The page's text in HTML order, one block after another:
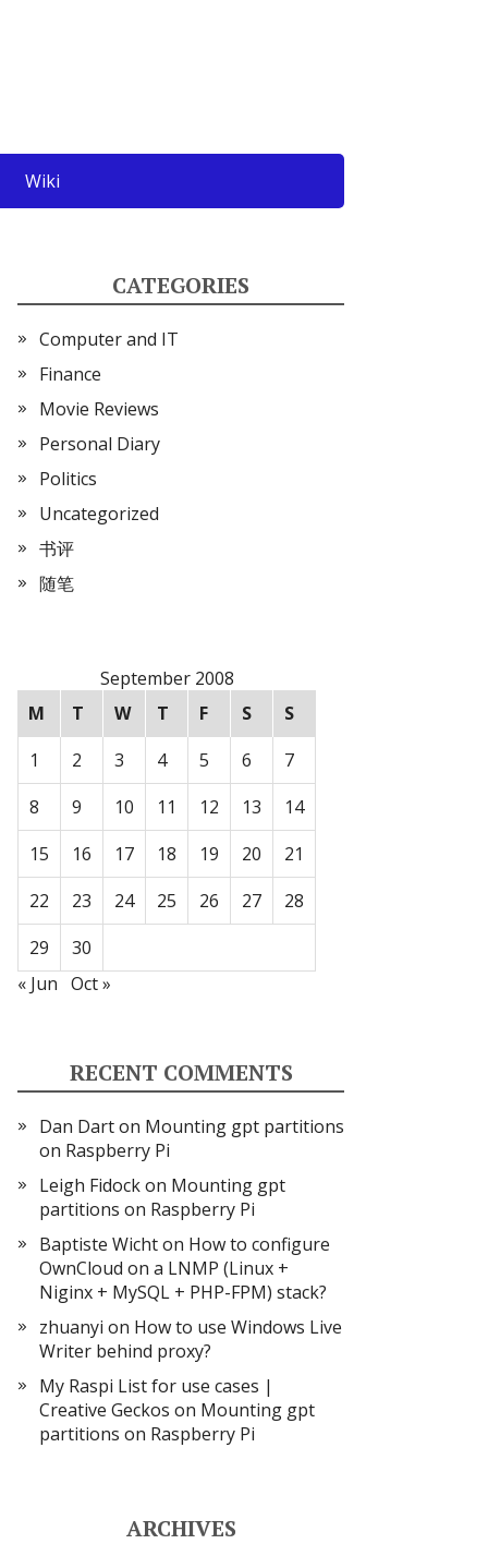
Wiki
CATEGORIES
Computer and IT
Finance
Movie Reviews
Personal Diary
Politics
Uncategorized
书评
随笔
September 2008
M
T W T F S
S
1
2 3 4 5 6
7
8
9 10 11 12 13
14
15
16 17 18 19 20
21
22
23 24 25 26 27
28
29
30
« Jun Oct »
RECENT COMMENTS
Dan Darton Mounting gpt partitions
on Raspberry Pi
Leigh Fidockon Mounting gpt
partitions on Raspberry Pi
Baptiste Wichton How to configure
OwnCloud on a LNMP (Linux +
Niginx + MySQL + PHP-FPM) stack?
zhuanyi on How to use Windows Live
Writer behind proxy?
My Raspi List for use cases |
Creative Geckos on Mounting gpt
partitions on Raspberry Pi
ARCHIVES